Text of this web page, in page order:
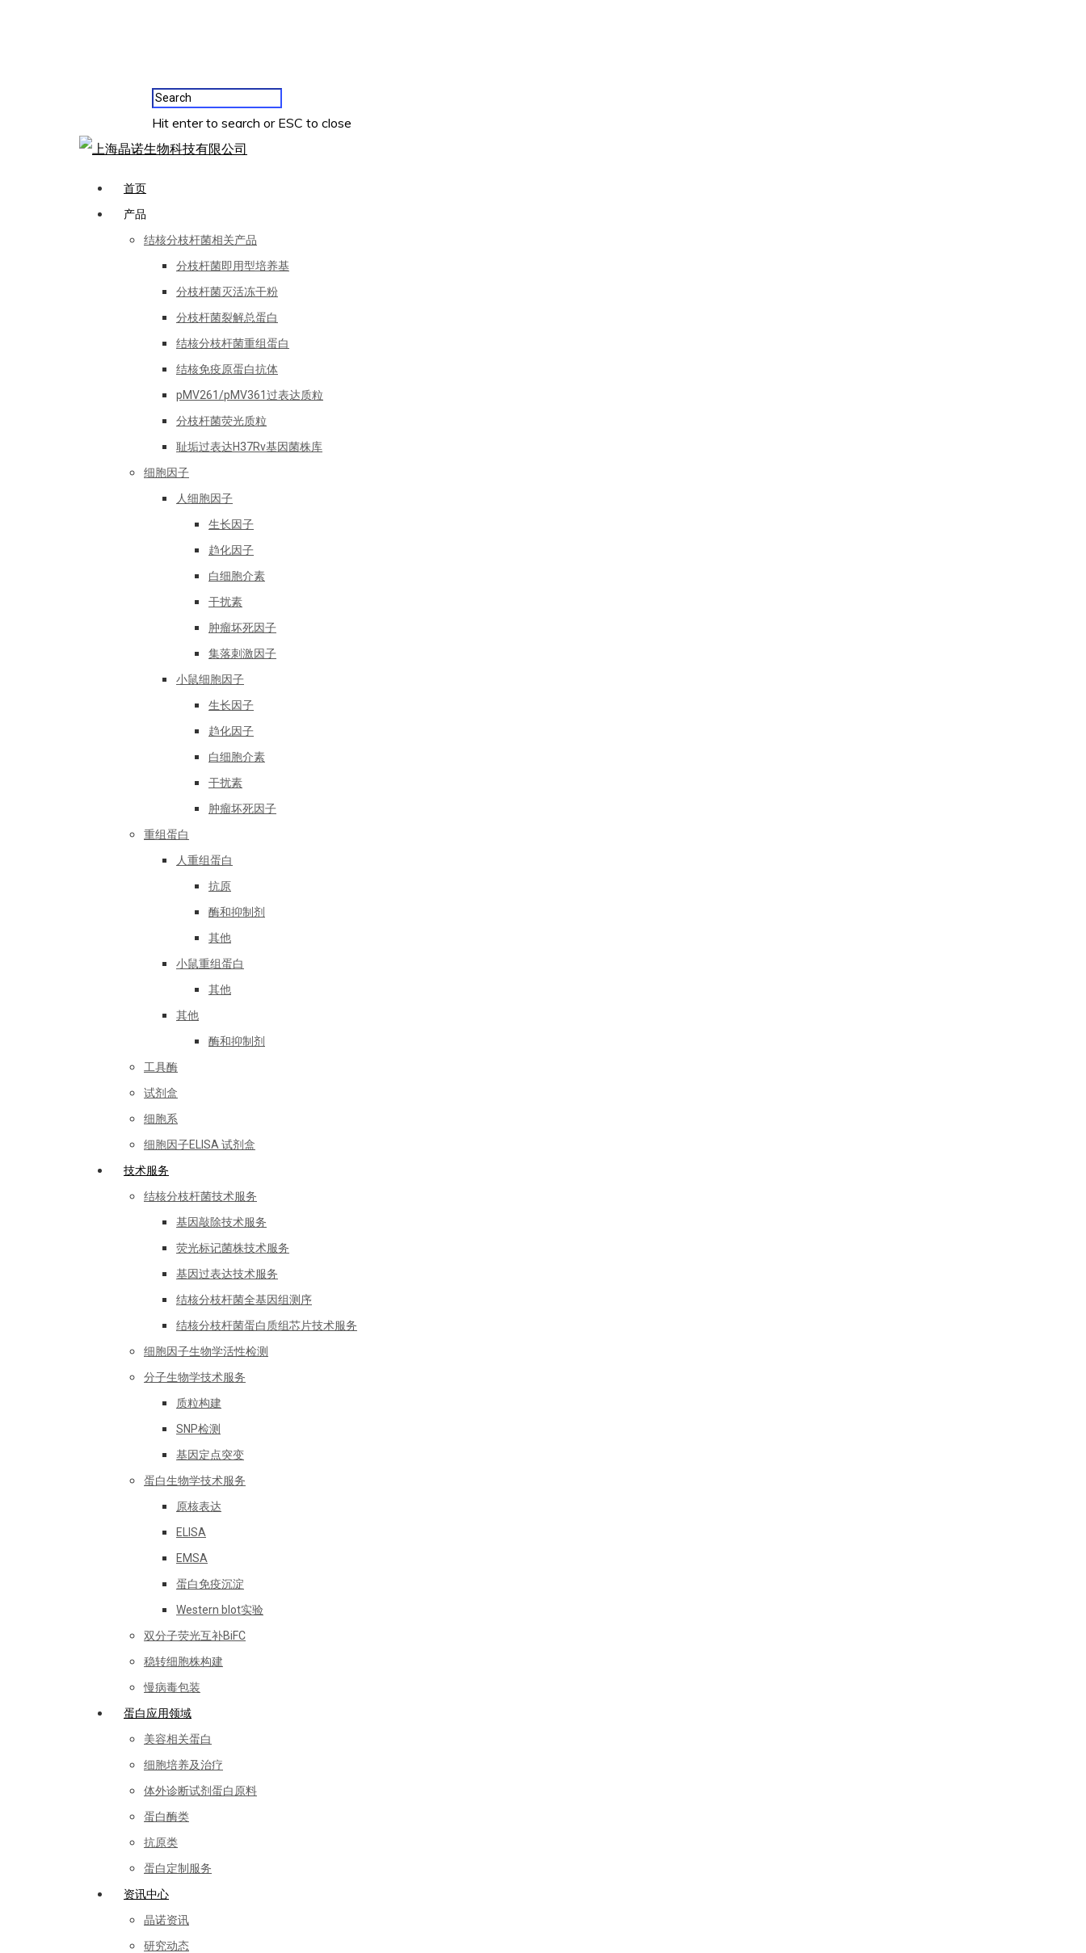
Hit enter to search or ESC to close
首页
产品
结核分枝杆菌相关产品
分枝杆菌即用型培养基
分枝杆菌灭活冻干粉
分枝杆菌裂解总蛋白
结核分枝杆菌重组蛋白
结核免疫原蛋白抗体
pMV261/pMV361过表达质粒
分枝杆菌荧光质粒
耻垢过表达H37Rv基因菌株库
细胞因子
人细胞因子
生长因子
趋化因子
白细胞介素
干扰素
肿瘤坏死因子
集落刺激因子
小鼠细胞因子
生长因子
趋化因子
白细胞介素
干扰素
肿瘤坏死因子
重组蛋白
人重组蛋白
抗原
酶和抑制剂
其他
小鼠重组蛋白
其他
其他
酶和抑制剂
工具酶
试剂盒
细胞系
细胞因子ELISA 试剂盒
技术服务
结核分枝杆菌技术服务
基因敲除技术服务
荧光标记菌株技术服务
基因过表达技术服务
结核分枝杆菌全基因组测序
结核分枝杆菌蛋白质组芯片技术服务
细胞因子生物学活性检测
分子生物学技术服务
质粒构建
SNP检测
基因定点突变
蛋白生物学技术服务
原核表达
ELISA
EMSA
蛋白免疫沉淀
Western blot实验
双分子荧光互补BiFC
稳转细胞株构建
慢病毒包装
蛋白应用领域
美容相关蛋白
细胞培养及治疗
体外诊断试剂蛋白原料
蛋白酶类
抗原类
蛋白定制服务
资讯中心
晶诺资讯
研究动态